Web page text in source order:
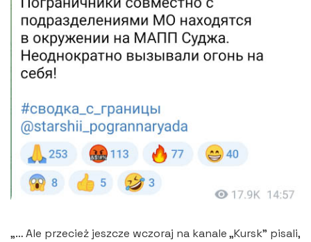
„… Ale przecież jeszcze wczoraj na kanale „Kursk” pisali,